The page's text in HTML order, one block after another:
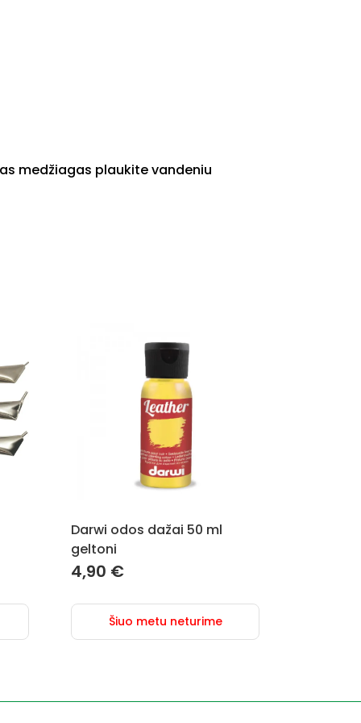
medžiagas plaukite vandeniu
Darwi odos dažai 50 ml
geltoni
4,90 €
Šiuo metu neturime